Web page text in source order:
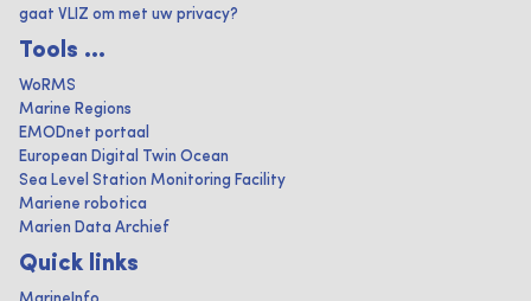
gaat VLIZ om met uw privacy?
Tools ...
WoRMS
Marine Regions
EMODnet portaal
European Digital Twin Ocean
Sea Level Station Monitoring Facility
Mariene robotica
Marien Data Archief
Quick links